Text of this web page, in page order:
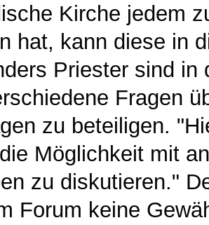
Kirche jedem
hat, kann diese in
Priester sind in
Fragen
zu beteiligen.
Möglichkeit mit
zu diskutieren."
Forum keine